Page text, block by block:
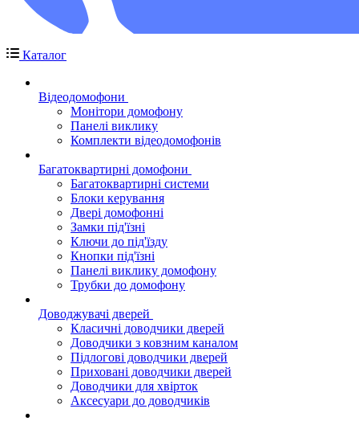
Каталог
Відеодомофони
Монітори домофону
Панелі виклику
Комплекти відеодомофонів
Багатоквартирні домофони
Багатоквартирні системи
Блоки керування
Двері домофонні
Замки під'їзні
Ключи до під'їзду
Кнопки під'їзні
Панелі виклику домофону
Трубки до домофону
Доводжувачі дверей
Класичні доводчики дверей
Доводчики з ковзним каналом
Підлогові доводчики дверей
Приховані доводчики дверей
Доводчики для хвірток
Аксесуари до доводчиків